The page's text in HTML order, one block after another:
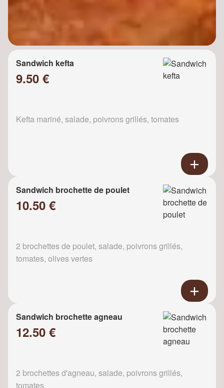
Sandwich kefta
9.50 €
Kefta mariné, salade, poivrons grillés, tomates
Sandwich brochette de poulet
10.50 €
2 brochettes de poulet, salade, poivrons grillés,
tomates, olives vertes
Sandwich brochette agneau
12.50 €
2 brochettes d'agneau, salade, poivrons grillés,
tomates